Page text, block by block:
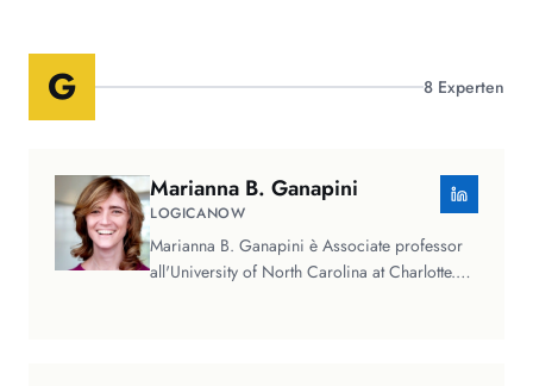
G 8 Experten
Marianna B. Ganapini
LOGICANOW
Marianna B. Ganapini è Associate professor
all'University of North Carolina at Charlotte.